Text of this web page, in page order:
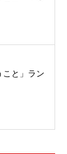
こと」ラン